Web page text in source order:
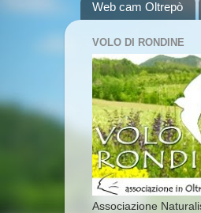
Web cam Oltrepò
VOLO DI RONDINE
Associazione